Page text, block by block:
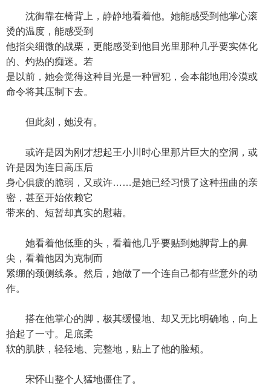
沈御靠在椅背上，静静地看着他。她能感受到他掌心滚
烫的温度，能感受到
他指尖细微的战栗，更能感受到他目光里那种几乎要实体化
的、灼热的痴迷。若
是以前，她会觉得这种目光是一种冒犯，会本能地用冷漠或
命令将其压制下去。
但此刻，她没有。
或许是因为刚才想起王小川时心里那片巨大的空洞，或
许是因为连日高压后
身心俱疲的脆弱，又或许……是她已经习惯了这种扭曲的亲
密，甚至开始依赖它
带来的、短暂却真实的慰藉。
她看着他低垂的头，看着他几乎要贴到她脚背上的鼻
尖，看着他因为克制而
紧绷的颈侧线条。然后，她做了一个连自己都有些意外的动
作。
搭在他掌心的脚，极其缓慢地、却又无比明确地，向上
抬起了一寸。足底柔
软的肌肤，轻轻地、完整地，贴上了他的脸颊。
宋怀山整个人猛地僵住了。